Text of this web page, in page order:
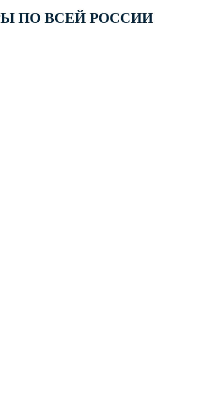
ПО ВСЕЙ РОССИИ